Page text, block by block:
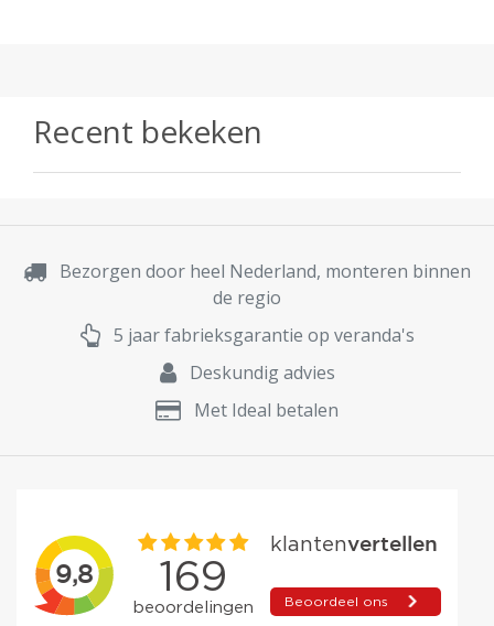
Recent bekeken
Bezorgen door heel Nederland, monteren binnen
de regio
5 jaar fabrieksgarantie op veranda's
Deskundig advies
Met Ideal betalen